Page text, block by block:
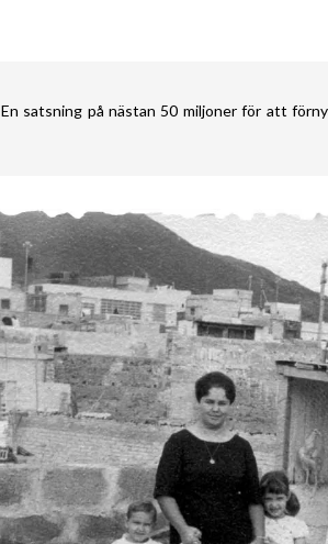
En satsning på nästan 50 miljoner för att